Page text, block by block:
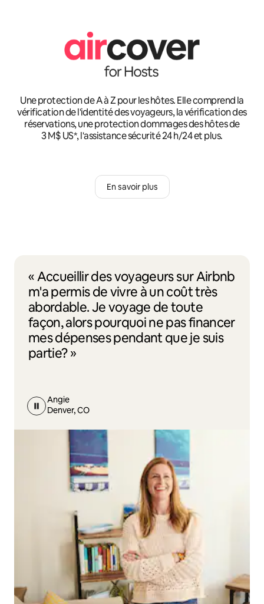
Une protection de A à Z pour les hôtes. Elle comprend la
vérification de l'identité des voyageurs, la vérification des
réservations, une protection dommages des hôtes de
3 M$ US*, l'assistance sécurité 24 h/24 et plus.
En savoir plus
« Accueillir des voyageurs sur Airbnb
m'a permis de vivre à un coût très
abordable. Je voyage de toute
façon, alors pourquoi ne pas financer
mes dépenses pendant que je suis
partie? »
Angie
Denver, CO